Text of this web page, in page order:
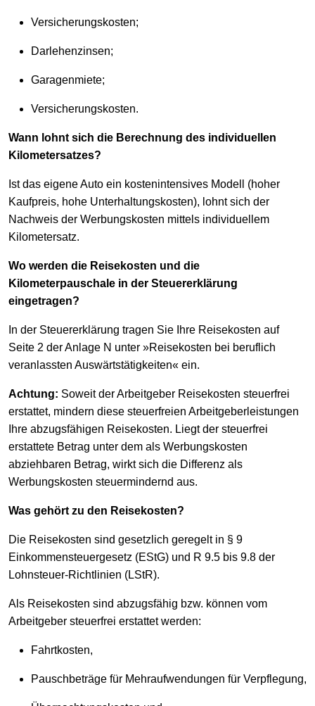
Versicherungskosten;
Darlehenzinsen;
Garagenmiete;
Versicherungskosten.
Wann lohnt sich die Berechnung des individuellen
Kilometersatzes?
Ist das eigene Auto ein kostenintensives Modell (hoher
Kaufpreis, hohe Unterhaltungskosten), lohnt sich der
Nachweis der Werbungskosten mittels individuellem
Kilometersatz.
Wo werden die Reisekosten und die
Kilometerpauschale in der Steuererklärung
eingetragen?
In der Steuererklärung tragen Sie Ihre Reisekosten auf
Seite 2 der Anlage N unter »Reisekosten bei beruflich
veranlassten Auswärtstätigkeiten« ein.
Achtung: Soweit der Arbeitgeber Reisekosten steuerfrei
erstattet, mindern diese steuerfreien Arbeitgeberleistungen
Ihre abzugsfähigen Reisekosten. Liegt der steuerfrei
erstattete Betrag unter dem als Werbungskosten
abziehbaren Betrag, wirkt sich die Differenz als
Werbungskosten steuermindernd aus.
Was gehört zu den Reisekosten?
Die Reisekosten sind gesetzlich geregelt in § 9
Einkommensteuergesetz (EStG) und R 9.5 bis 9.8 der
Lohnsteuer-Richtlinien (LStR).
Als Reisekosten sind abzugsfähig bzw. können vom
Arbeitgeber steuerfrei erstattet werden:
Fahrtkosten,
Pauschbeträge für Mehraufwendungen für Verpflegung,